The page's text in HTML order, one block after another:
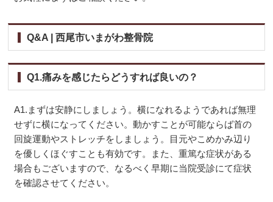
Q&A | 西尾市いまがわ整骨院
Q1.痛みを感じたらどうすれば良いの？
A1.まずは安静にしましょう。横になれるようであれば無理
せずに横になってください。動かすことが可能ならば首の
回旋運動やストレッチをしましょう。目元やこめかみ辺り
を優しくほぐすことも有効です。また、重篤な症状がある
場合もございますので、なるべく早期に当院受診にて症状
を確認させてください。